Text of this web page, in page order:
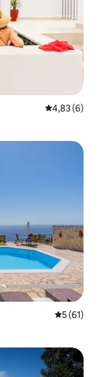
Note
4,83 (6)
Note
5 (61)